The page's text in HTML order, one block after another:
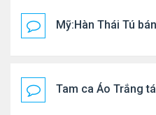
Mỹ:Hàn Thái Tú
Tam ca Áo Trắng